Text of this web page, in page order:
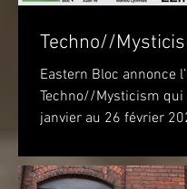
Techno//
Eastern Bloc annonce
Techno//Mysticism qui
janvier au 26 février